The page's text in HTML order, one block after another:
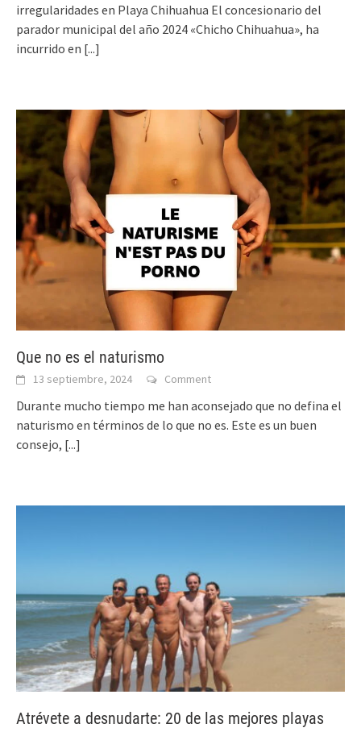
irregularidades en Playa Chihuahua El concesionario del
parador municipal del año 2024 «Chicho Chihuahua», ha
incurrido en [...]
Que no es el naturismo
13 septiembre, 2024 Comment
Durante mucho tiempo me han aconsejado que no defina el
naturismo en términos de lo que no es. Este es un buen
consejo, [...]
Atrévete a desnudarte: 20 de las mejores playas